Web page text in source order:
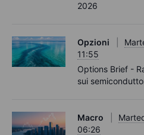
2026
Opzioni
11:55
Options Brief -
sui
Macro
06:26